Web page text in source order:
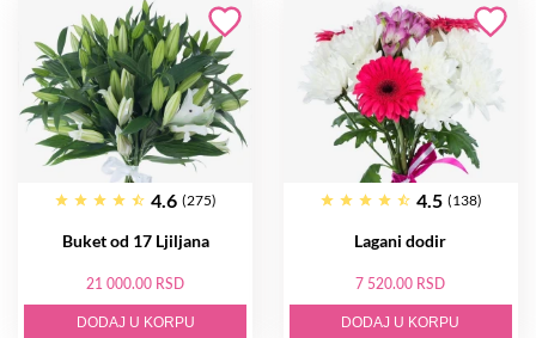
4.6 (275)
Buket od 17 Ljiljana
21 000.00 RSD
DODAJ U KORPU
4.5 (138)
Lagani dodir
7 520.00 RSD
DODAJ U KORPU